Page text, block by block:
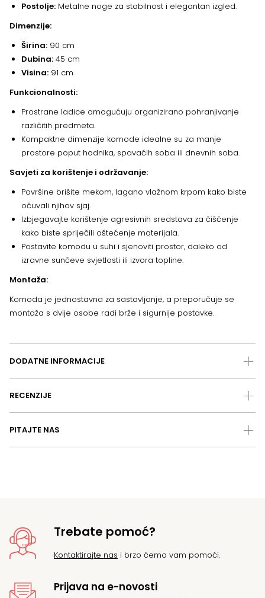
Postolje: Metalne noge za stabilnost i elegantan izgled.
Dimenzije:
Širina: 90 cm
Dubina: 45 cm
Visina: 91 cm
Funkcionalnosti:
Prostrane ladice omogućuju organizirano pohranjivanje
različitih predmeta.
Kompaktne dimenzije komode idealne su za manje
prostore poput hodnika, spavaćih soba ili dnevnih soba.
Savjeti za korištenje i održavanje:
Površine brišite mekom, lagano vlažnom krpom kako biste
očuvali njihov sjaj.
Izbjegavajte korištenje agresivnih sredstava za čišćenje
kako biste spriječili oštećenje materijala.
Postavite komodu u suhi i sjenoviti prostor, daleko od
izravne sunčeve svjetlosti ili izvora topline.
Montaža:
Komoda je jednostavna za sastavljanje, a preporučuje se
montaža s dvije osobe radi brže i sigurnije postavke.
DODATNE INFORMACIJE
RECENZIJE
PITAJTE NAS
Trebate pomoć?
Kontaktirajte nas i brzo ćemo vam pomoći.
Prijava na e-novosti